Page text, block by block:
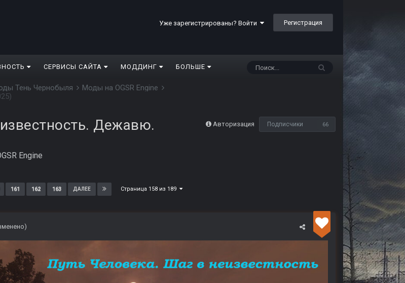
Уже зарегистрированы? Войти Регистрация
СЕРВИСЫ САЙТА МОДДИНГ БОЛЬШЕ
Тень Чернобыля
Моды на OGSR Engine
Авторизация Подписчики 66
Дежавю.
Engine
161 162 163 ДАЛЕЕ Страница 158 из 189